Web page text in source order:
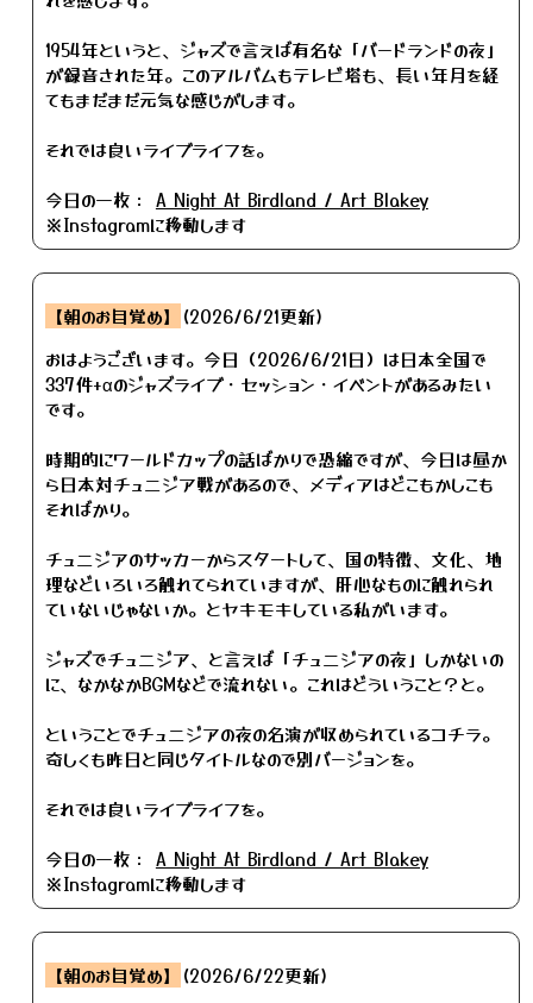
1954年というと、ジャズで言えば有名な「バードランドの夜」
が録音された年。このアルバムもテレビ塔も、長い年月を経
てもまだまだ元気な感じがします。
それでは良いライブライフを。
今日の一枚： A Night At Birdland / Art Blakey
※Instagramに移動します
【朝のお目覚め】
(2026/6/21更新)
おはようございます。今日（2026/6/21日）は日本全国で
337件+αのジャズライブ・セッション・イベントがあるみたい
です。
時期的にワールドカップの話ばかりで恐縮ですが、今日は昼か
ら日本対チュニジア戦があるので、メディアはどこもかしこも
そればかり。
チュニジアのサッカーからスタートして、国の特徴、文化、地
理などいろいろ触れてられていますが、肝心なものに触れられ
ていないじゃないか。とヤキモキしている私がいます。
ジャズでチュニジア、と言えば「チュニジアの夜」しかないの
に、なかなかBGMなどで流れない。これはどういうこと？と。
ということでチュニジアの夜の名演が収められているコチラ。
奇しくも昨日と同じタイトルなので別バージョンを。
それでは良いライブライフを。
今日の一枚： A Night At Birdland / Art Blakey
※Instagramに移動します
【朝のお目覚め】
(2026/6/22更新)